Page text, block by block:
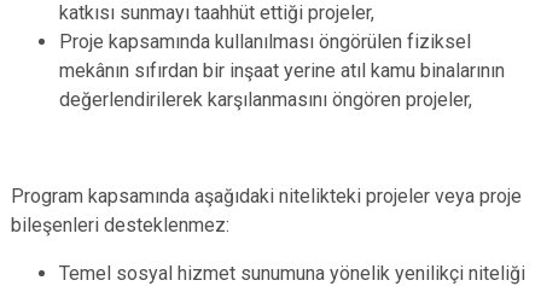
katkısı sunmayı taahhüt ettiği projeler,
Proje kapsamında kullanılması öngörülen fiziksel
mekânın sıfırdan bir inşaat yerine atıl kamu binalarının
değerlendirilerek karşılanmasını öngören projeler,
Program kapsamında aşağıdaki nitelikteki projeler veya proje
bileşenleri desteklenmez:
Temel sosyal hizmet sunumuna yönelik yenilikçi niteliği